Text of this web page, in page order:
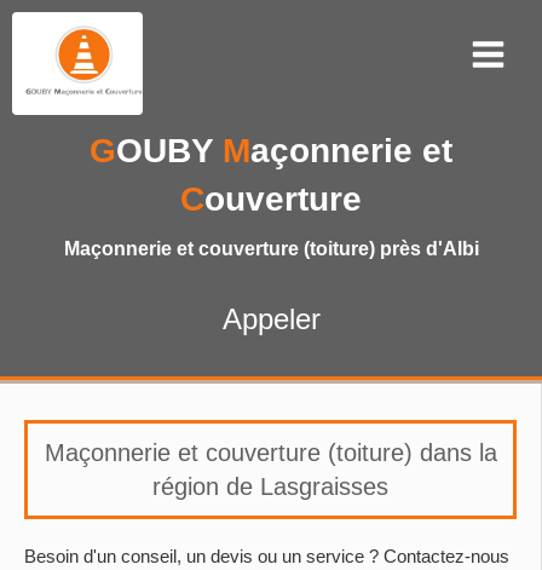
GOUBY Maçonnerie et
Couverture
Maçonnerie et couverture (toiture) près d'Albi
Appeler
Maçonnerie et couverture (toiture) dans la
région de Lasgraisses
Besoin d'un conseil, un devis ou un service ? Contactez-nous